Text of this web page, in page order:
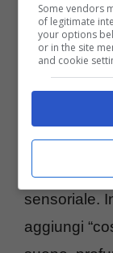
Comfort
umidità
costa poco
Il punto, a
sensoriale.
aggiungi
Some vendors
of legitimate
your options
or in the site
and cookie